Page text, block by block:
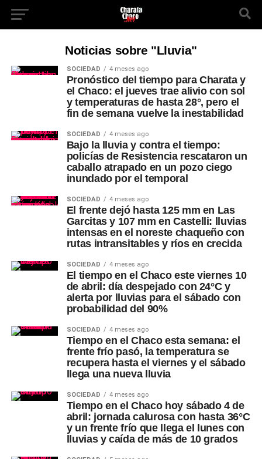
Noticias sobre "Lluvia"
SOCIEDAD 4 meses ago
Pronóstico del tiempo para Charata y
el Chaco: el jueves trae alivio con sol
y temperaturas de hasta 28°, pero el
fin de semana vuelve la inestabilidad
SOCIEDAD 4 meses ago
Bajo la lluvia y contra el tiempo:
policías de Resistencia rescataron un
caballo atrapado en un pozo ciego
inundado por el temporal
SOCIEDAD 4 meses ago
El frente dejó hasta 125 mm en Las
Garcitas y 107 mm en Castelli: lluvias
intensas en el noreste chaqueño con
rutas intransitables y ríos en crecida
SOCIEDAD 4 meses ago
El tiempo en el Chaco este viernes 10
de abril: día despejado con 24°C y
alerta por lluvias para el sábado con
probabilidad del 90%
SOCIEDAD 4 meses ago
Tiempo en el Chaco esta semana: el
frente frío pasó, la temperatura se
recupera hasta el viernes y el sábado
llega una nueva lluvia
SOCIEDAD 4 meses ago
Tiempo en el Chaco hoy sábado 4 de
abril: jornada calurosa con hasta 36°C
y un frente frío que llega el lunes con
lluvias y caída de más de 10 grados